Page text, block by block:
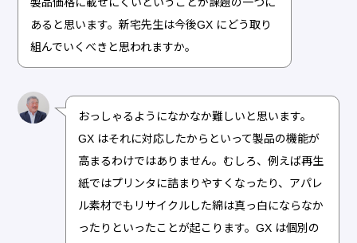
あると思います。新宅先生は今後GX にどう取り
組んでいくべきと思われますか。
おっしゃるようになかなか難しいと思います。
GX はそれに対応したからといって製品の機能が
高まるわけではありません。むしろ、例えば再生
紙ではプリンタに詰まりやすくなったり、アパレ
ル素材でもリサイクルした綿は真っ白にならなか
ったりといったことが起こります。GX は個別の